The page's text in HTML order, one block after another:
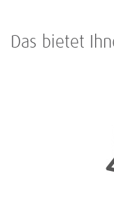
Das bietet